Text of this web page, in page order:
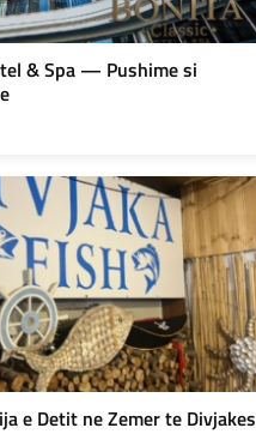
& Spa — Pushime si
e Detit ne Zemer te Divjakes